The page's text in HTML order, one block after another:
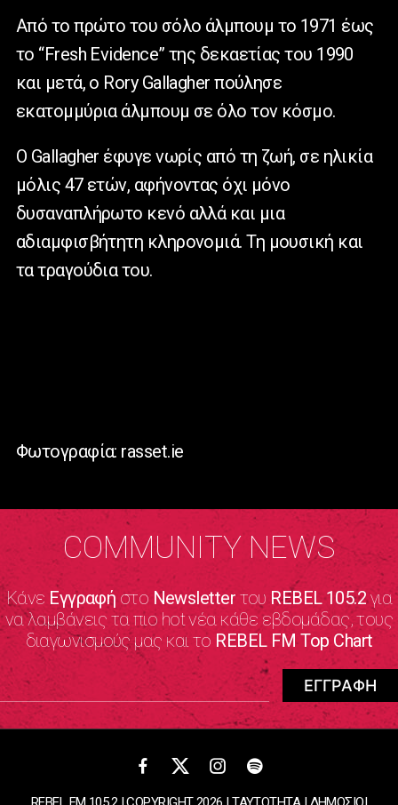
Από το πρώτο του σόλο άλμπουμ το 1971 έως
το “Fresh Evidence” της δεκαετίας του 1990
και μετά, ο Rory Gallagher πούλησε
εκατομμύρια άλμπουμ σε όλο τον κόσμο.
Ο Gallagher έφυγε νωρίς από τη ζωή, σε ηλικία
μόλις 47 ετών, αφήνοντας όχι μόνο
δυσαναπλήρωτο κενό αλλά και μια
αδιαμφισβήτητη κληρονομιά. Τη μουσική και
τα τραγούδια του.
Φωτογραφία: rasset.ie
COMMUNITY NEWS
Κάνε Εγγραφήστο NewsletterτουREBEL 105.2για
να λαμβάνεις τα πιο hot νέα κάθε εβδομάδας, τους
διαγωνισμούς μας και το REBEL FM Top Chart